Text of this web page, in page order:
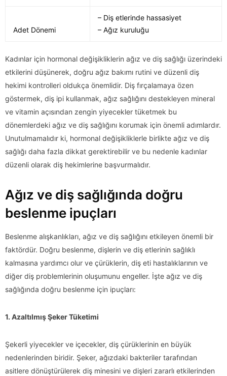
Adet Dönemi
– Diş etlerinde hassasiyet
– Ağız kuruluğu
Kadınlar için hormonal değişikliklerin ağız ve diş sağlığı üzerindeki
etkilerini düşünerek, doğru ağız bakımı rutini ve düzenli diş
hekimi kontrolleri oldukça önemlidir. Diş fırçalamaya özen
göstermek, diş ipi kullanmak, ağız sağlığını destekleyen mineral
ve vitamin açısından zengin yiyecekler tüketmek bu
dönemlerdeki ağız ve diş sağlığını korumak için önemli adımlardır.
Unutulmamalıdır ki, hormonal değişikliklerle birlikte ağız ve diş
sağlığı daha fazla dikkat gerektirebilir ve bu nedenle kadınlar
düzenli olarak diş hekimlerine başvurmalıdır.
Ağız ve diş sağlığında doğru
beslenme ipuçları
Beslenme alışkanlıkları, ağız ve diş sağlığını etkileyen önemli bir
faktördür. Doğru beslenme, dişlerin ve diş etlerinin sağlıklı
kalmasına yardımcı olur ve çürüklerin, diş eti hastalıklarının ve
diğer diş problemlerinin oluşumunu engeller. İşte ağız ve diş
sağlığında doğru beslenme için ipuçları:
1. Azaltılmış Şeker Tüketimi
Şekerli yiyecekler ve içecekler, diş çürüklerinin en büyük
nedenlerinden biridir. Şeker, ağızdaki bakteriler tarafından
asitlere dönüştürülerek diş minesini ve dişleri zararlı etkilerinden